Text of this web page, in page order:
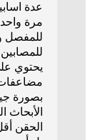
عدة
مرة
للمفصل
يحتوي
مضاعفات
بصورة
الأبحاث
الحقن